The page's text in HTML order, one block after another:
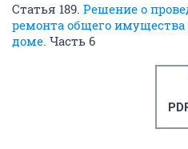
Статья 189. Решение о
ремонта общего
доме. Часть 6